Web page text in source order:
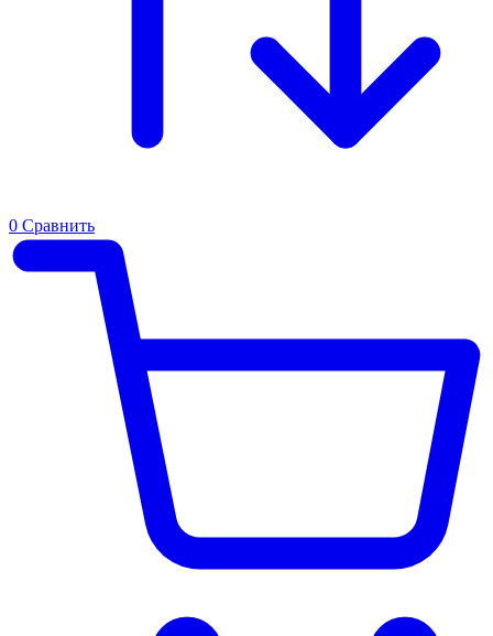
0 Сравнить